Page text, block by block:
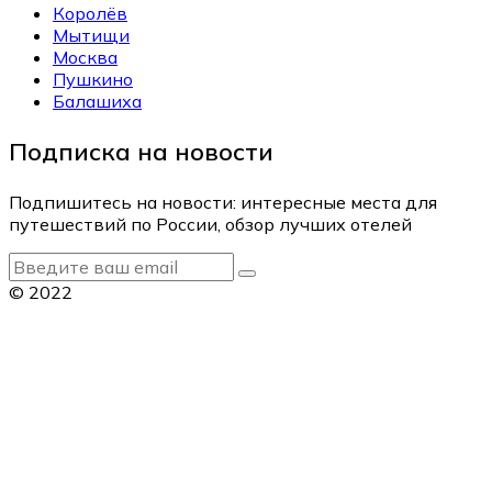
Королёв
Мытищи
Москва
Пушкино
Балашиха
Подписка на новости
Подпишитесь на новости: интересные места для
путешествий по России, обзор лучших отелей
© 2022